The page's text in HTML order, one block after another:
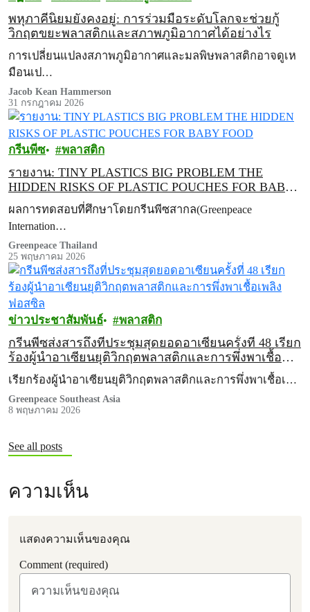
พหุภาคีนิยมยังคงอยู่: การร่วมมือระดับโลกจะช่วยกู้
วิกฤตขยะพลาสติกและสภาพภูมิอากาศได้อย่างไร
การเปลี่ยนแปลงสภาพภูมิอากาศและมลพิษพลาสติกอาจดูเห
มือนเป…
Jacob Kean Hammerson
31 กรกฎาคม 2026
กรีนพีซ พลาสติก
รายงาน: TINY PLASTICS BIG PROBLEM THE
HIDDEN RISKS OF PLASTIC POUCHES FOR BABY
ผลการทดสอบที่ศึกษาโดยกรีนพีซสากล(Greenpeace
Internation…
Greenpeace Thailand
25 พฤษภาคม 2026
ข่าวประชาสัมพันธ์ พลาสติก
กรีนพีซส่งสารถึงที่ประชุมสุดยอดอาเซียนครั้งที่ 48 เรียก
ร้องผู้นำอาเซียนยุติวิกฤตพลาสติกและการพึ่งพาเชื้อ
เพลิงฟอสซิล
เรียกร้องผู้นำอาเซียนยุติวิกฤตพลาสติกและการพึ่งพาเชื้อเ…
Greenpeace Southeast Asia
8 พฤษภาคม 2026
See all posts
ความเห็น
แสดงความเห็นของคุณ
Comment (required)